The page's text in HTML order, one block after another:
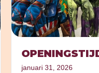
januari 31, 2026